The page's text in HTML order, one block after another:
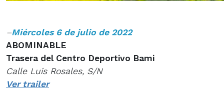
–Miércoles 6 de julio de 2022
ABOMINABLE
Trasera del Centro Deportivo Bami
Calle Luis Rosales, S/N
Ver trailer